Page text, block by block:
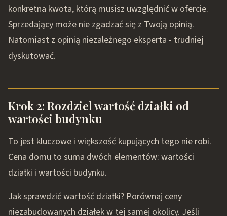
konkretna kwota, którą musisz uwzględnić w ofercie.
Sprzedający może nie zgadzać się z Twoją opinią.
Natomiast z opinią niezależnego eksperta - trudniej
dyskutować.
Krok 2: Rozdziel wartość działki od
wartości budynku
To jest kluczowe i większość kupujących tego nie robi.
Cena domu to suma dwóch elementów: wartości
działki i wartości budynku.
Jak sprawdzić wartość działki? Porównaj ceny
niezabudowanych działek w tej samej okolicy. Jeśli